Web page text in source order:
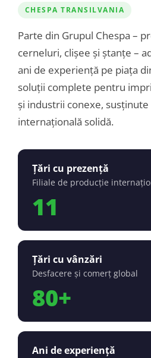
CHESPA TRANSILVANIA
Parte din Grupul Chespa –
cerneluri, clișee și ștanțe –
ani de experiență pe piața
soluții complete pentru
și industrii conexe,
internațională solidă.
Țări cu prezență
Filiale de producție
11
Țări cu vânzări
Desfacere și comerț global
80+
Ani de experiență